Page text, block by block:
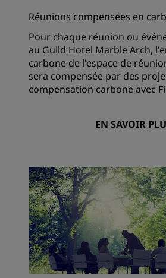
Réunions compensées en
Pour chaque réunion ou
au Guild Hotel Marble Arch,
carbone de l'espace de
sera compensée par des
compensation carbone avec
EN SAVOIR